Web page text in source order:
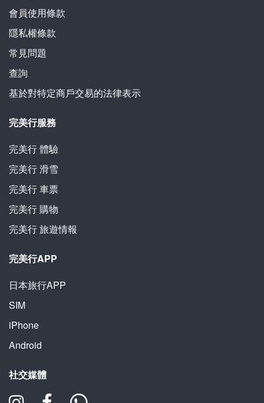
會員使用條款
隱私權條款
常見問題
查詢
基於對特定商戶交易的法律表示
完美行服務
完美行體驗
完美行滑雪
完美行車票
完美行購物
完美行旅遊情報
完美行APP
日本旅行APP
SIM
iPhone
Android
社交媒體